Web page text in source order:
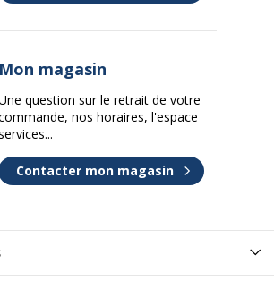
Mon magasin
question sur le retrait de votre
nos horaires, l'espace
Contacter mon magasin